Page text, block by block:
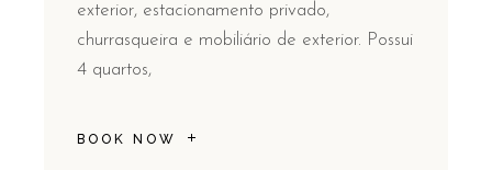
exterior, estacionamento privado,
churrasqueira e mobiliário de exterior. Possui
4 quartos,
BOOK NOW